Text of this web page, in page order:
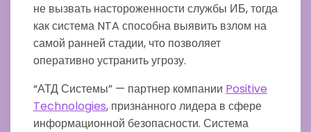
не вызвать настороженности службы ИБ, тогда
как система NTA способна выявить взлом на
самой ранней стадии, что позволяет
оперативно устранить угрозу.
“АТД Системы” — партнер компании Positive
Technologies, признанного лидера в сфере
информационной безопасности. Система